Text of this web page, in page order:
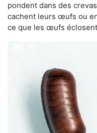
pondent dans des
cachent leurs œufs ou
ce que les œufs